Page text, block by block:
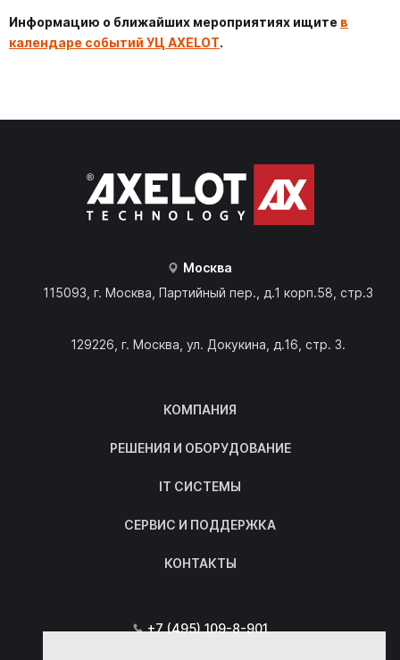
Информацию о ближайших мероприятиях ищите в
календаре событий УЦ AXELOT.
Москва
115093, г. Москва, Партийный пер., д.1 корп.58, стр.3
129226, г. Москва, ул. Докукина, д.16, стр. 3.
КОМПАНИЯ
РЕШЕНИЯ И ОБОРУДОВАНИЕ
IT СИСТЕМЫ
СЕРВИС И ПОДДЕРЖКА
КОНТАКТЫ
+7 (495) 109-8-901